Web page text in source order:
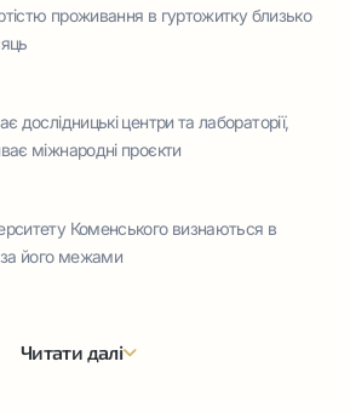
проживання в гуртожитку близько
дослідницькі центри та лабораторії,
міжнародні проєкти
Коменського визнаються в
за його межами
Читати далі